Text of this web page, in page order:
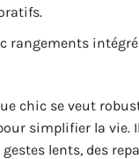
rangements
chic se veut
simplifier la vie.
lents, des